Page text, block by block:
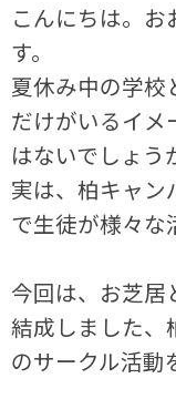
こんにちは。
す。
夏休み中の学校
だけがいるイメ
はないでしょう
実は、柏キャン
で生徒が様々な
今回は、お芝居
結成しました、
のサークル活動